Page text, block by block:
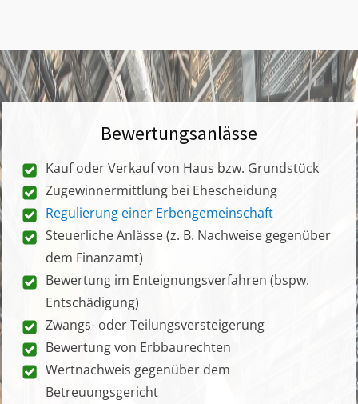
Bewertungsanlässe
Kauf oder Verkauf von Haus bzw. Grundstück
Zugewinnermittlung bei Ehescheidung
Regulierung einer Erbengemeinschaft
Steuerliche Anlässe (z. B. Nachweise gegenüber
dem Finanzamt)
Bewertung im Enteignungsverfahren (bspw.
Entschädigung)
Zwangs- oder Teilungsversteigerung
Bewertung von Erbbaurechten
Wertnachweis gegenüber dem
Betreuungsgericht